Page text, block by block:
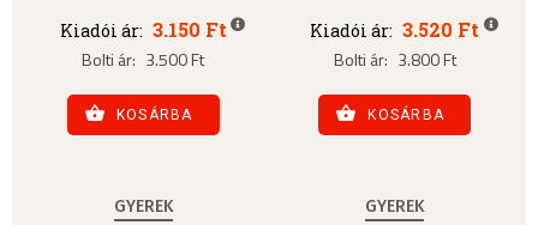
Kiadói ár: 3.150 Ft
Bolti ár: 3.500 Ft
KOSÁRBA
Kiadói ár: 3.520 Ft
Bolti ár: 3.800 Ft
KOSÁRBA
GYEREK GYEREK